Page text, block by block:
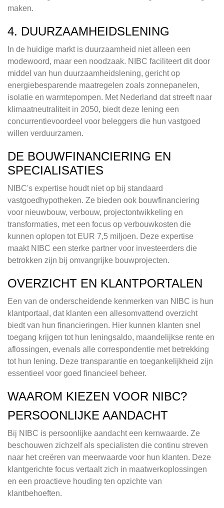
maken.
4. DUURZAAMHEIDSLENING
In de huidige markt is duurzaamheid niet alleen een
modewoord, maar een noodzaak. NIBC faciliteert dit door
middel van hun duurzaamheidslening, gericht op
energiebesparende maatregelen zoals zonnepanelen,
isolatie en warmtepompen. Met Nederland dat streeft naar
klimaatneutraliteit in 2050, biedt deze lening een
concurrentievoordeel voor beleggers die hun vastgoed
willen verduurzamen.
DE BOUWFINANCIERING EN
SPECIALISATIES
NIBC's expertise houdt niet op bij standaard
vastgoedhypotheken. Ze bieden ook bouwfinanciering
voor nieuwbouw, verbouw, projectontwikkeling en
transformaties, met een focus op verbouwkosten die
kunnen oplopen tot EUR 7,5 miljoen. Deze expertise
maakt NIBC een sterke partner voor investeerders die
betrokken zijn bij omvangrijke bouwprojecten.
OVERZICHT EN KLANTPORTALEN
Een van de onderscheidende kenmerken van NIBC is hun
klantportaal, dat klanten een allesomvattend overzicht
biedt van hun financieringen. Hier kunnen klanten snel
toegang krijgen tot hun leningsaldo, maandelijkse rente en
aflossingen, evenals alle correspondentie met betrekking
tot hun lening. Deze transparantie en toegankelijkheid zijn
essentieel voor goed financieel beheer.
WAAROM KIEZEN VOOR NIBC?
PERSOONLIJKE AANDACHT
Bij NIBC is persoonlijke aandacht een kernwaarde. Ze
beschouwen zichzelf als specialisten die continu streven
naar het creëren van meerwaarde voor hun klanten. Deze
klantgerichte focus vertaalt zich in maatwerkoplossingen
en een proactieve houding ten opzichte van
klantbehoeften.